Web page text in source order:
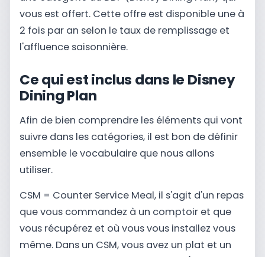
vous est offert. Cette offre est disponible une à
2 fois par an selon le taux de remplissage et
l'affluence saisonnière.
Ce qui est inclus dans le Disney
Dining Plan
Afin de bien comprendre les éléments qui vont
suivre dans les catégories, il est bon de définir
ensemble le vocabulaire que nous allons
utiliser.
CSM = Counter Service Meal, il s'agit d'un repas
que vous commandez à un comptoir et que
vous récupérez et où vous vous installez vous
même. Dans un CSM, vous avez un plat et un